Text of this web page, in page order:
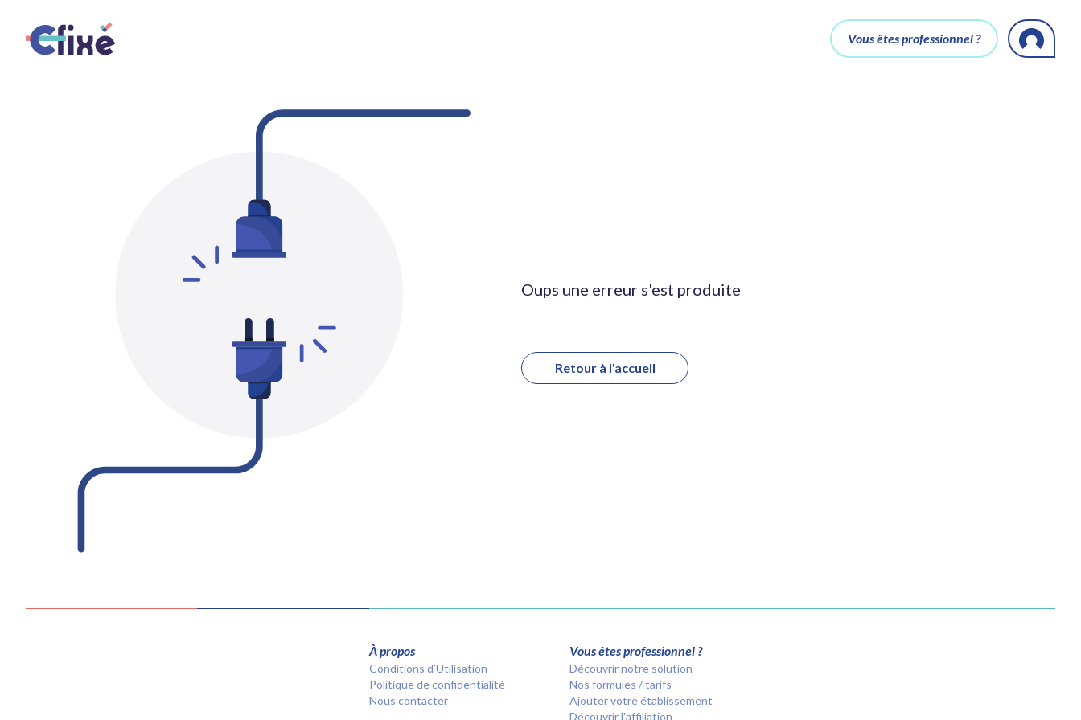
Vous êtes professionnel ?
Oups une erreur s'est produite
Retour à l'accueil
À propos
Conditions d’Utilisation
Politique de confidentialité
Nous contacter
Vous êtes professionnel ?
Découvrir notre solution
Nos formules / tarifs
Ajouter votre établissement
Découvrir l'affiliation